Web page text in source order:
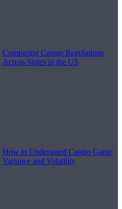
Comparing Casino Regulations
Across States in the US
How to Understand Casino Game
Variance and Volatility